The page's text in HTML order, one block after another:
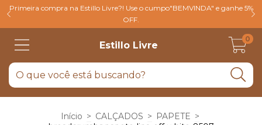
Primeira compra na Estillo Livre?! Use o cumpo"BEMVINDA" e ganhe 5%
OFF.
Estillo Livre
0
Início > CALÇADOS > PAPETE >